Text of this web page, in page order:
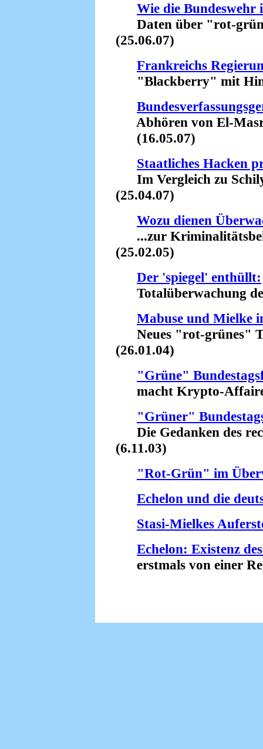
Wie die Bundeswehr
Daten über "rot-
(25.06.07)
Frankreichs
"Blackberry" mit
Abhören von El-
(16.05.07)
Staatliches Hacken
Im Vergleich zu Schily
(25.04.07)
Wozu dienen
...zur
(25.02.05)
Der 'spiegel' enthüllt:
Totalüberwachung
Mabuse und Mielke
Neues "rot-grünes"
(26.01.04)
"Grüne"
macht Krypto-Affaire
"Grüner"
Die Gedanken des
(6.11.03)
"Rot-Grün" im
Echelon und die
Stasi-Mielkes
Echelon: Existenz
erstmals von einer